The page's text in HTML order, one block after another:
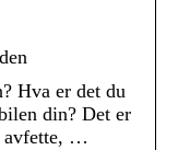
Hva er det du
din? Det er
avfette, …